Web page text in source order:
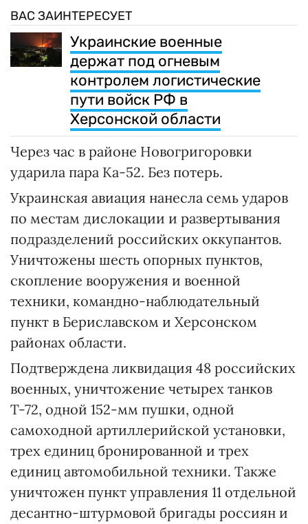
ВАС ЗАИНТЕРЕСУЕТ
Украинские военные
держат под огневым
контролем логистические
пути войск РФ в
Херсонской области
Через час в районе Новогригоровки
ударила пара Ка-52. Без потерь.
Украинская авиация нанесла семь ударов
по местам дислокации и развертывания
подразделений российских оккупантов.
Уничтожены шесть опорных пунктов,
скопление вооружения и военной
техники, командно-наблюдательный
пункт в Бериславском и Херсонском
районах области.
Подтверждена ликвидация 48 российских
военных, уничтожение четырех танков
Т-72, одной 152-мм пушки, одной
самоходной артиллерийской установки,
трех единиц бронированной и трех
единиц автомобильной техники. Также
уничтожен пункт управления 11 отдельной
десантно-штурмовой бригады россиян и